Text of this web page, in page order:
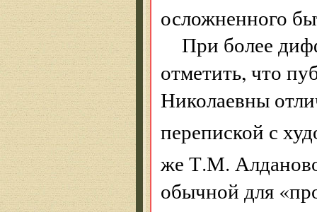
осложненного
При более
отметить, что
Николаевны
перепиской с
же Т.М.
обычной для